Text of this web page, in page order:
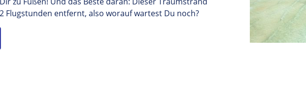
Flugstunden entfernt, also worauf wartest Du noch?